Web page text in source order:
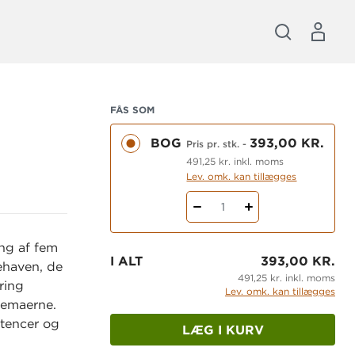
af fem
de
og
FÅS SOM
BOG Pris pr. stk. -393,00 KR.
491,25 kr. inkl. moms
Lev. omk. kan tillægges
1
I ALT 393,00 KR.
491,25 kr. inkl. moms
Lev. omk. kan tillægges
LÆG I KURV